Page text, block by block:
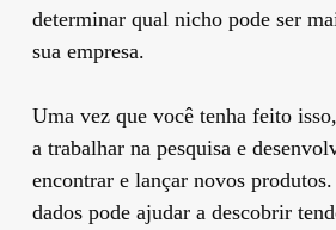
determinar qual nicho pode ser
sua empresa.
Uma vez que você tenha feito
a trabalhar na pesquisa e
encontrar e lançar novos
dados pode ajudar a descobrir